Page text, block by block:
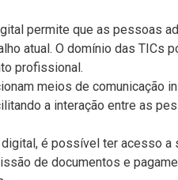
permite que as pessoas
atual. O domínio das TICs
profissional.
meios de comunicação
a interação entre as
digital, é possível ter acesso
de documentos e